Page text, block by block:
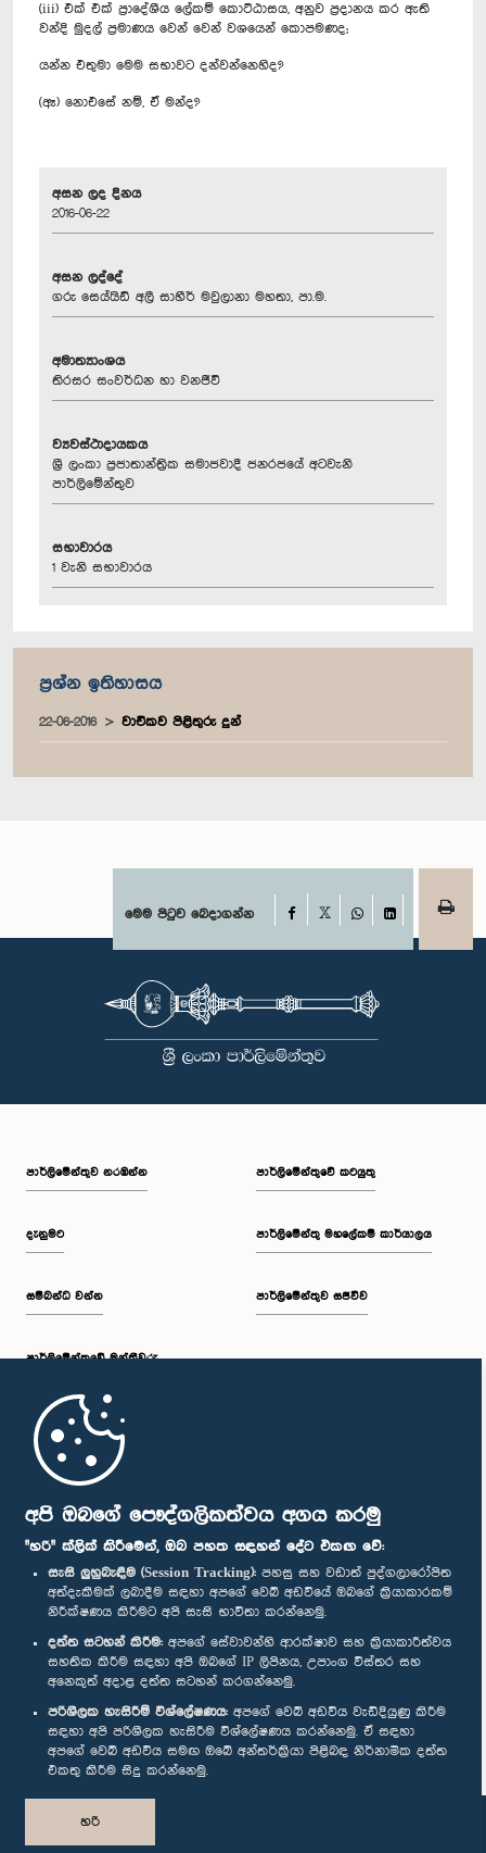
අපි ඔබගේ පෞද්ගලිකත්වය අගය කරමු
"හරි" ක්ලික් කිරීමෙන්, ඔබ පහත සඳහන් දේට එකඟ වේ:
සැසි ලුහුබැඳීම (Session Tracking): පහසු සහ වඩාත් පුද්ගලාරෝපිත
අත්දැකීමක් ලබාදීම සඳහා අපගේ වෙබ් අඩවියේ ඔබගේ ක්‍රියාකාරකම්
නිරීක්ෂණය කිරීමට අපි සැසි භාවිතා කරන්නෙමු.
දත්ත සටහන් කිරීම: අපගේ සේවාවන්හි ආරක්ෂාව සහ ක්‍රියාකාරීත්වය
සහතික කිරීම සඳහා අපි ඔබගේ IP ලිපිනය, උපාංග විස්තර සහ
අනෙකුත් අදාළ දත්ත සටහන් කරගන්නෙමු.
පරිශීලක හැසිරීම් විශ්ලේෂණය: අපගේ වෙබ් අඩවිය වැඩිදියුණු කිරීම
සඳහා අපි පරිශීලක හැසිරීම විශ්ලේෂණය කරන්නෙමු. ඒ සඳහා
අපගේ වෙබ් අඩවිය සමඟ ඔබේ අන්තර්ක්‍රියා පිළිබඳ නිර්නාමික දත්ත
එකතු කිරීම සිදු කරන්නෙමු.
හරි
(iii) එක් එක් ප්‍රාදේශීය ලේකම් කොට්ඨාසය, අනුව ප්‍රදානය කර ඇති
වන්දි මුදල් ප්‍රමාණය වෙන් වෙන් වශයෙන් කොපමණද;
යන්න එතුමා මෙම සභාවට දන්වන්නෙහිද?
(ඈ) නොඑසේ නම්, ඒ මන්ද?
අසන ලද දිනය
2016-06-22
අසන ලද්දේ
ගරු සෙය්යිඩ් අලී සාහීර් මවුලානා මහතා, පා.ම.
අමාත්‍යාංශය
තිරසර සංවර්ධන හා වනජීවි
ව්‍යවස්ථාදායකය
ශ්‍රී ලංකා ප්‍රජාතාන්ත්‍රික සමාජවාදී ජනරජයේ අටවැනි
පාර්ලිමේන්තුව
සභාවාරය
1 වැනි සභාවාරය
ප්‍රශ්න ඉතිහාසය
22-06-2016 වාචිකව පිළිතුරු දුන්
මෙම පිටුව බෙදාගන්න Facebook
WhatsAppLinkedIn
පාර්ලි‌මේන්තුව නරඹන්න
දැනුමට
සම්බන්ධ වන්න
පාර්ලි‌මේන්තුවේ මන්ත්‍රීවරු
මුල් පිටුව
පාර්ලිමේන්තුවේ කටයුතු
පාර්ලිමේන්තු මහලේකම් කාර්යාලය
පාර්ලිමේන්තුව සජීවීව
පාර්ලිමේන්තු ජංගම යෙදුම
අප හා සම්බන්ධ වී සිටින්න :
සම්මාන
පෞද්ගලිකත්ව ප්‍රතිපත්තිය